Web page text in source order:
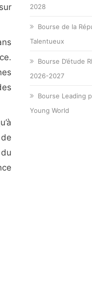
2028
Bourse de la
Talentueux
Bourse D’étude
2026-2027
Bourse Leading
Young World